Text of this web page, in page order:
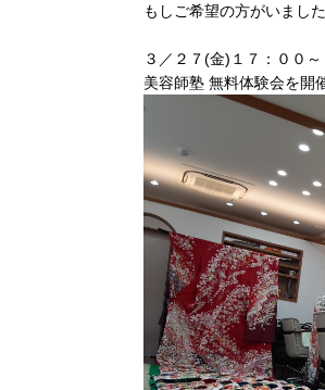
もしご希望の方がいまし
３／２７(金)１７：００～
美容師塾 無料体験会を開